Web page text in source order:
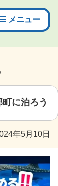
メニュー
に泊ろう
年5月10日